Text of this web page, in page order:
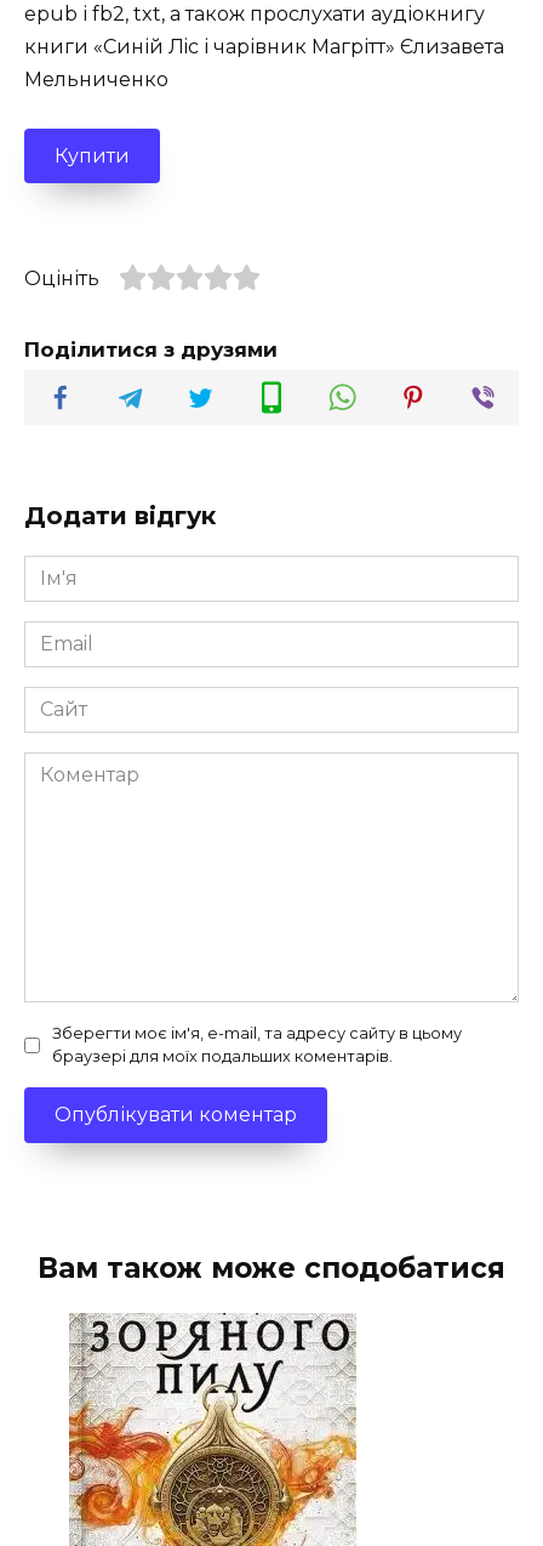
epub і fb2, txt, а також прослухати аудіокнигу
книги «Синій Лiс і чарівник Магрітт» Єлизавета
Мельниченко
Купити
Оцініть
Поділитися з друзями
Додати відгук
Ім'я
*
Email
*
Сайт
Коментар
Зберегти моє ім'я, e-mail, та адресу сайту в цьому
браузері для моїх подальших коментарів.
Вам також може сподобатися